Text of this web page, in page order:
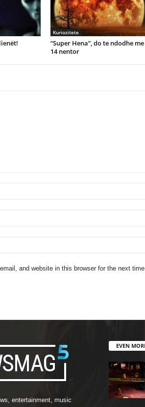
Kuriozitete
“Super Hena”, do te ndodhe me
14 nentor
and website in this browser for the next
entertainment, music
EVEN